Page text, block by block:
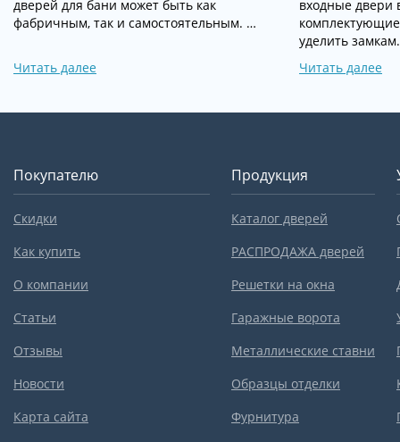
дверей для бани может быть как
фабричным, так и самостоятельным. …
Читать далее
входные двери
уделить
Читать далее
Покупателю
Скидки
Как купить
О компании
Статьи
Отзывы
Новости
Карта сайта
Продукция
Каталог дверей
РАСПРОДАЖА дверей
Решетки на окна
Гаражные ворота
Металлические ставни
Образцы отделки
Фурнитура